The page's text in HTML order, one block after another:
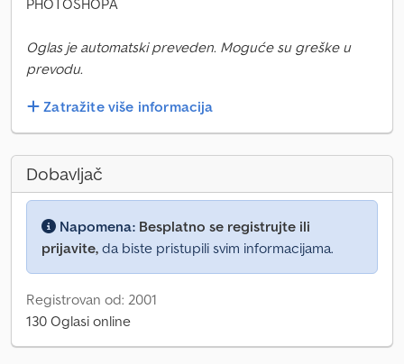
PHOTOSHOPA
Oglas je automatski preveden. Moguće su greške u
prevodu.
Zatražite više informacija
Dobavljač
Napomena: Besplatno se registrujte ili
prijavite, da biste pristupili svim informacijama.
Registrovan od: 2001
130 Oglasi online